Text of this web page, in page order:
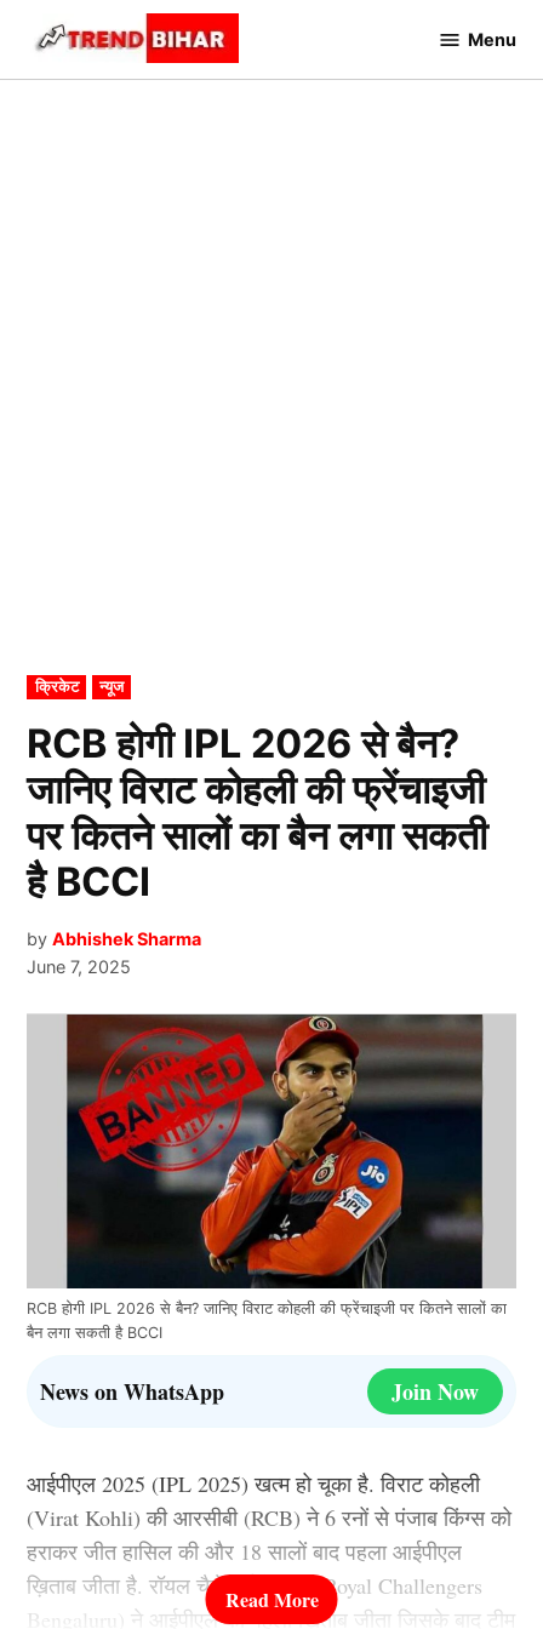
content
Bihar
Menu
POSTED
IN
क्रिकेट न्यूज
RCB होगी IPL 2026 से बैन?
जानिए विराट कोहली की फ्रेंचाइजी
पर कितने सालों का बैन लगा सकती
है BCCI
by Abhishek Sharma
June 7, 2025
RCB होगी IPL 2026 से बैन? जानिए विराट कोहली की फ्रेंचाइजी पर कितने सालों का
बैन लगा सकती है BCCI
News on WhatsApp Join Now
आईपीएल 2025 (IPL 2025) खत्म हो चूका है. विराट कोहली
(Virat Kohli) की आरसीबी (RCB) ने 6 रनों से पंजाब किंग्स को
हराकर जीत हासिल की और 18 सालों बाद पहला आईपीएल
ख़िताब जीता है. रॉयल चैलेंजर्स बेंगलुरु (Royal Challengers
Bengaluru) ने आईपीएल का पहला ख़िताब जीता जिसके बाद टीम